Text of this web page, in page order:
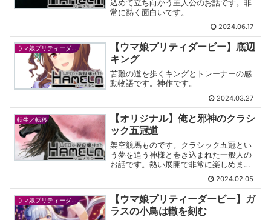
込めて立ち向かう主人公のお話です。非
常に熱く面白いです。
2024.06.17
ウマ娘プリティーダービー
【ウマ娘プリティダービー】底辺
キング
苦難の道を歩くキングとトレーナーの感
動物語です。神作です。
2024.03.27
転生／転移
【オリジナル】俺と邪神のクラシ
ック五冠道
架空競馬ものです。クラシック五冠とい
う夢を追う神様と巻き込まれた一般人の
お話です。熱い展開で非常に楽しめまし
2024.02.05
ウマ娘プリティーダービー
【ウマ娘プリティーダービー】ガ
ラスの小鳥は轍を刻む